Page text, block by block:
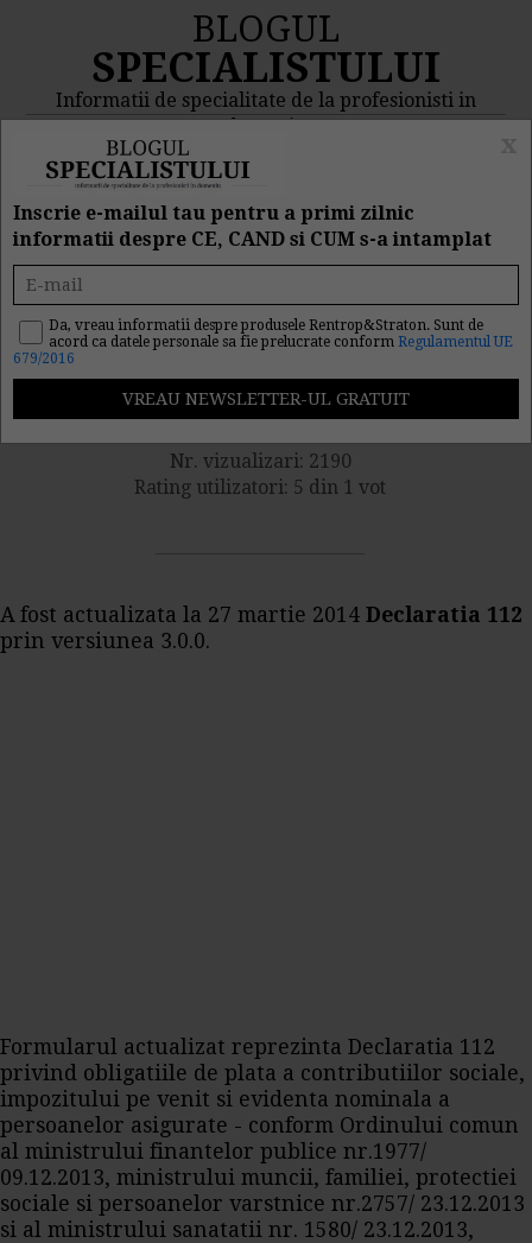
BLOGUL
SPECIALISTULUI
Informatii de specialitate de la profesionisti in
domeniu
MENIU
Fisc actualizeaza din nou
Declaratia 112. Descarca
ultimele actualizari
Nr. vizualizari: 2190
Rating utilizatori: 5 din 1 vot
A fost actualizata la 27 martie 2014 Declaratia 112
prin versiunea 3.0.0.
Formularul actualizat reprezinta Declaratia 112
privind obligatiile de plata a contributiilor sociale,
impozitului pe venit si evidenta nominala a
persoanelor asigurate - conform Ordinului comun
al ministrului finantelor publice nr.1977/
09.12.2013, ministrului muncii, familiei, protectiei
sociale si persoanelor varstnice nr.2757/ 23.12.2013
si al ministrului sanatatii nr. 1580/ 23.12.2013,
Inscrie e-mailul tau pentru a primi zilnic
informatii despre CE, CAND si CUM s-a intamplat
Da, vreau informatii despre produsele Rentrop&Straton. Sunt de
acord ca datele personale sa fie prelucrate conform Regulamentul UE
679/2016